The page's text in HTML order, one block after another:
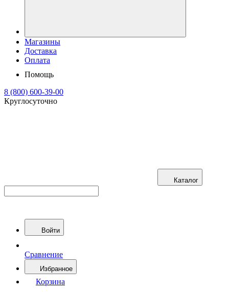
Магазины
Доставка
Оплата
Помощь
8 (800) 600-39-00
Круглосуточно
Каталог
Войти
Сравнение
Избранное
Корзина